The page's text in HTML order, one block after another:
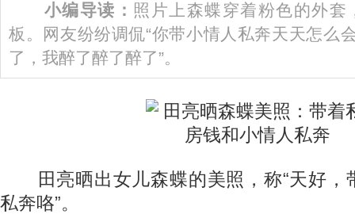
小编导读： 照片上森蝶穿着粉色的外套
板。网友纷纷调侃“你带小情人私奔天天怎么
了，我醉了醉了醉了”。
田亮晒出女儿森蝶的美照，称“天好，
私奔咯”。